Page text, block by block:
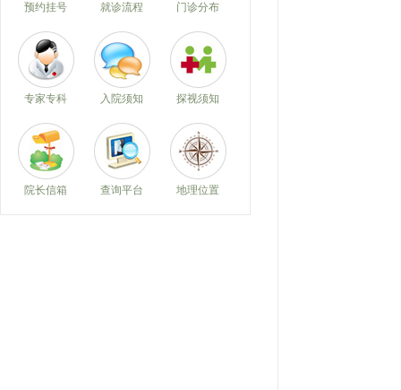
预约挂号 就诊流程 门诊分布
专家专科 入院须知 探视须知
院长信箱 查询平台 地理位置